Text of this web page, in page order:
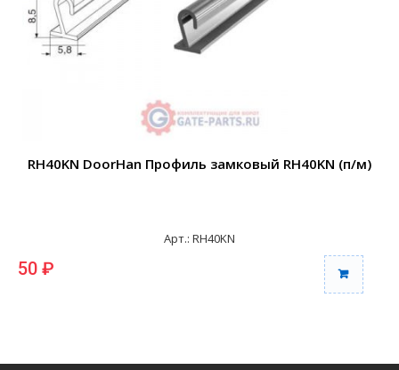
RH40KN DoorHan Профиль замковый RH40KN (п/м)
Арт.: RH40KN
50 ₽